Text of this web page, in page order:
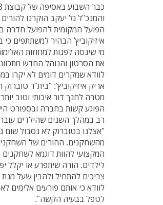
והמנכ"ל גל יעקב הוקרנו
הפועל המקומית להפועל חדרה
איזיקוביץ' הבהיר למשתתפים
מי שינסה לפנות למחוזות
את הסרטון והנוהל החדש
לוודא שמקרים דומים לא יקרו
אריק איזיקוביץ': "בית"ר
מטרה לחנך דור איכותי וטוב
הפוגע קשות בחברה ובספורט
רב במהלך השנים שהילדים
"אצלנו בטוברוק לא נסבול שום
מהשחקנים. ההורים של
המקצועי להוות דוגמא
לילדים. הורה שיתפרע או יקלל
צריכים להתחיל ולהבין שעל
לוודא כי אותם פורעים אלימים
לטפל בבעיה הקשה".